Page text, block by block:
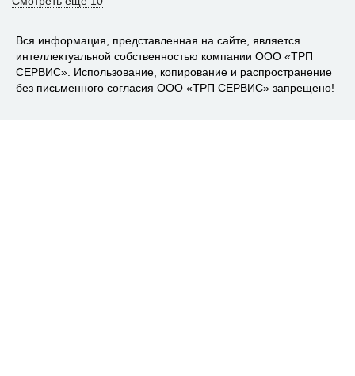
Вся информация, представленная на сайте, является
интеллектуальной собственностью компании ООО «ТРП
СЕРВИС». Использование, копирование и распространение
без письменного согласия ООО «ТРП СЕРВИС» запрещено!